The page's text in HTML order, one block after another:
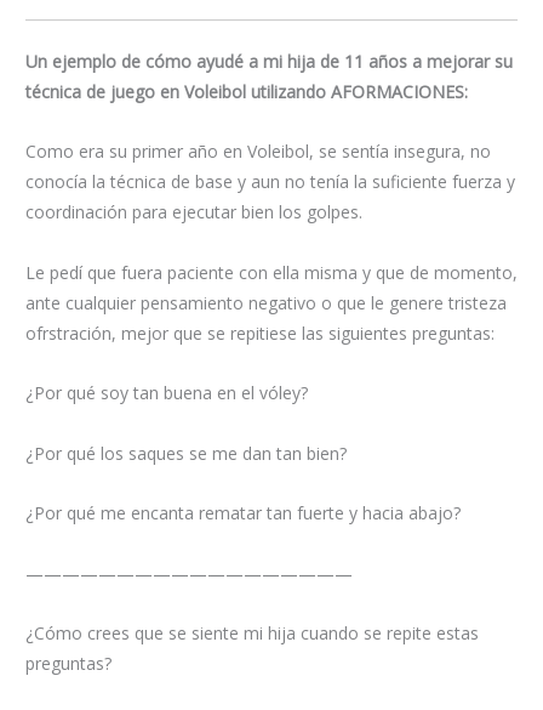
Un ejemplo de cómo ayudé a mi hija de 11 años a mejorar su
técnica de juego en Voleibol utilizando AFORMACIONES:
Como era su primer año en Voleibol, se sentía insegura, no
conocía la técnica de base y aun no tenía la suficiente fuerza y
coordinación para ejecutar bien los golpes.
Le pedí que fuera paciente con ella misma y que de momento,
ante cualquier pensamiento negativo o que le genere tristeza
ofrstración, mejor que se repitiese las siguientes preguntas:
¿Por qué soy tan buena en el vóley?
¿Por qué los saques se me dan tan bien?
¿Por qué me encanta rematar tan fuerte y hacia abajo?
——————————————————
¿Cómo crees que se siente mi hija cuando se repite estas
preguntas?